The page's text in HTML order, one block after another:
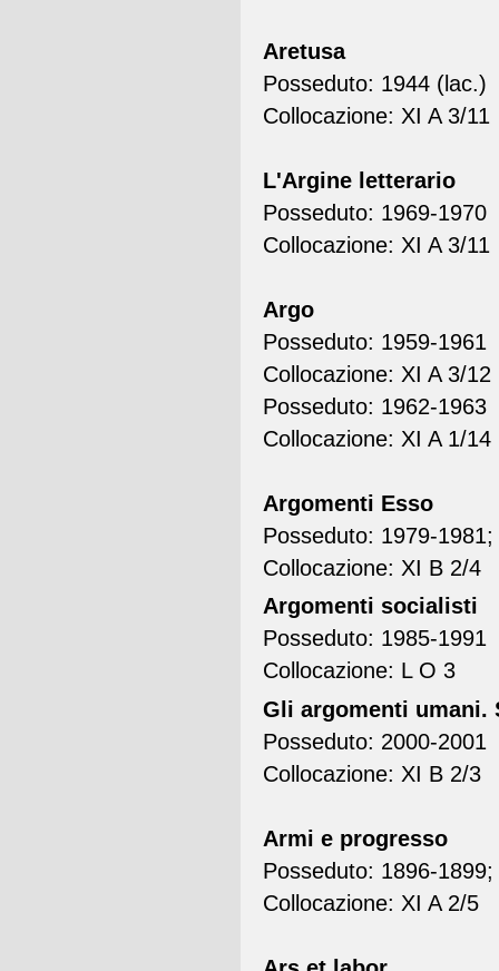
Aretusa
Posseduto: 1944 (lac.)
Collocazione: XI A 3/11
L'Argine letterario
Posseduto: 1969-1970
Collocazione: XI A 3/11
Argo
Posseduto: 1959-1961
Collocazione: XI A 3/12
Posseduto: 1962-1963
Collocazione: XI A 1/14
Argomenti Esso
Posseduto: 1979-
Collocazione: XI B 2/4
Argomenti socialisti
Posseduto: 1985-1991
Collocazione: L O 3
Gli argomenti umani.
Posseduto: 2000-2001
Collocazione: XI B 2/3
Armi e progresso
Posseduto: 1896-1899;
Collocazione: XI A 2/5